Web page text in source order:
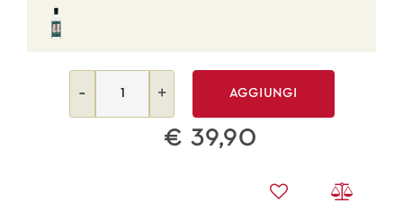
AGGIUNGI
€ 39,90